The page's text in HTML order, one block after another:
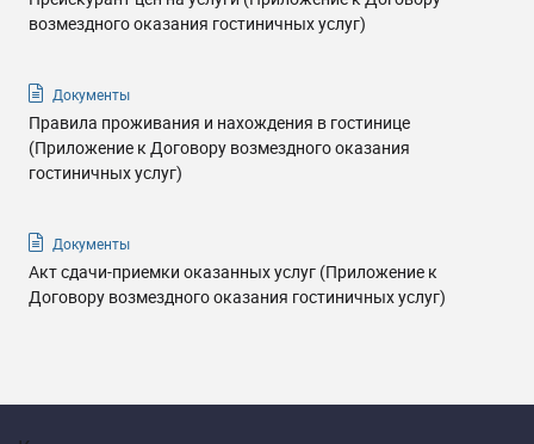
возмездного оказания гостиничных услуг)
Документы
Правила проживания и нахождения в гостинице
(Приложение к Договору возмездного оказания
гостиничных услуг)
Документы
Акт сдачи-приемки оказанных услуг (Приложение к
Договору возмездного оказания гостиничных услуг)